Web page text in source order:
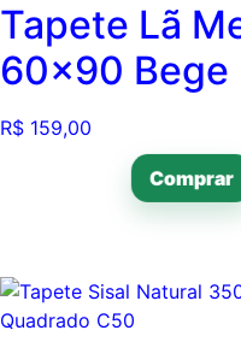
Tapete Lã
60×90 Bege
R$ 159,00
Comprar